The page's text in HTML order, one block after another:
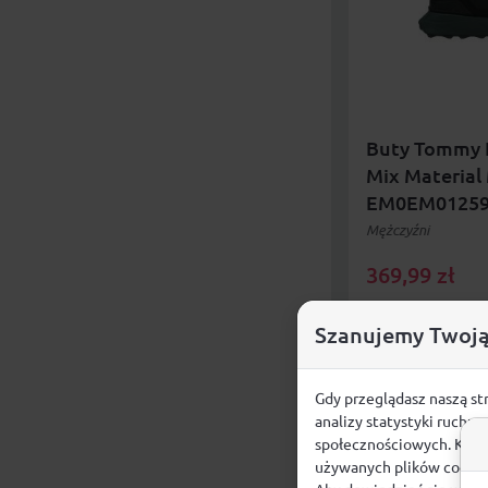
Buty
Mix Material
Mężczyźni
369,99 zł
DOSTAWA
Szanujemy
Gdy przeglądasz naszą
analizy statystyki ruchu
społecznościowych.
używanych plików